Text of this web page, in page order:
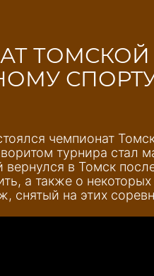
ТОМСКОЙ
СПОРТУ,
чемпионат
турнира стал
в Томск
а также о
снятый на этих